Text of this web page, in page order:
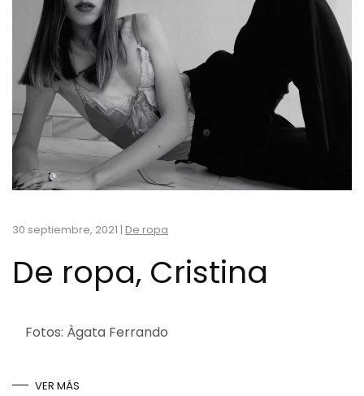
30 septiembre, 2021 | De ropa
De ropa, Cristina
Fotos: Àgata Ferrando
VER MÁS